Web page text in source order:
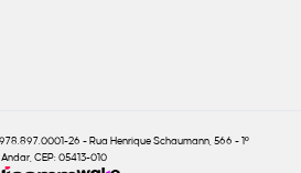
26 - Rua Henrique Schaumann, 566 - 1º
Andar, CEP: 05413-010